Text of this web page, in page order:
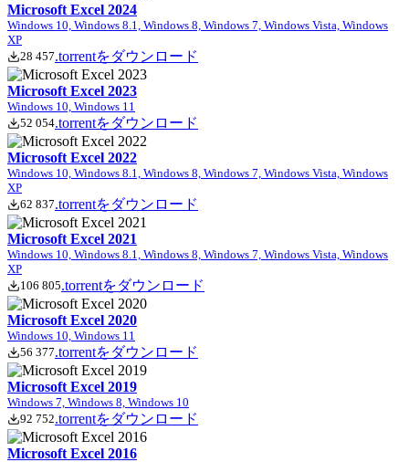
Microsoft Excel 2024
Windows 10, Windows 8.1, Windows 8, Windows 7, Windows Vista, Windows
XP
28 457.torrentをダウンロード
Microsoft Excel 2023
Windows 10, Windows 11
52 054.torrentをダウンロード
Microsoft Excel 2022
Windows 10, Windows 8.1, Windows 8, Windows 7, Windows Vista, Windows
XP
62 837.torrentをダウンロード
Microsoft Excel 2021
Windows 10, Windows 8.1, Windows 8, Windows 7, Windows Vista, Windows
XP
106 805.torrentをダウンロード
Microsoft Excel 2020
Windows 10, Windows 11
56 377.torrentをダウンロード
Microsoft Excel 2019
Windows 7, Windows 8, Windows 10
92 752.torrentをダウンロード
Microsoft Excel 2016